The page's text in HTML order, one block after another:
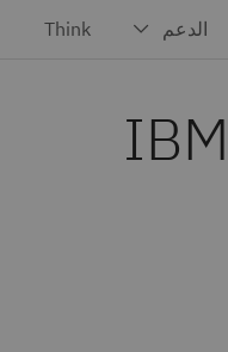
حلول التخزين الحكومي مع IBM